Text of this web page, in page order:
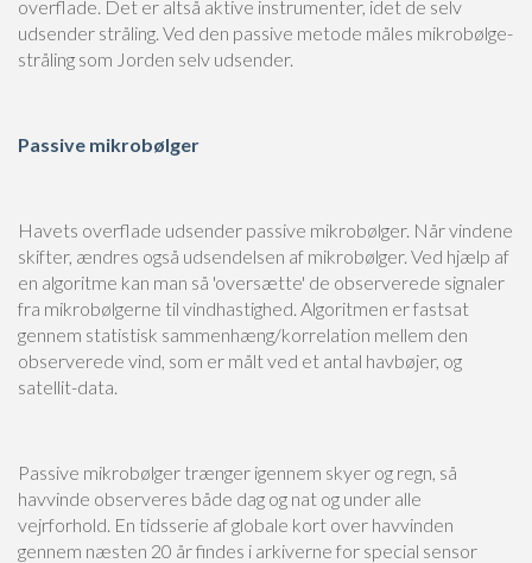
overflade. Det er altså aktive instrumenter, idet de selv
udsender stråling. Ved den passive metode måles mikrobølge-
stråling som Jorden selv udsender.
Passive mikrobølger
Havets overflade udsender passive mikrobølger. Når vindene
skifter, ændres også udsendelsen af mikrobølger. Ved hjælp af
en algoritme kan man så 'oversætte' de observerede signaler
fra mikrobølgerne til vindhastighed. Algoritmen er fastsat
gennem statistisk sammenhæng/korrelation mellem den
observerede vind, som er målt ved et antal havbøjer, og
satellit-data.
Passive mikrobølger trænger igennem skyer og regn, så
havvinde observeres både dag og nat og under alle
vejrforhold. En tidsserie af globale kort over havvinden
gennem næsten 20 år findes i arkiverne for special sensor